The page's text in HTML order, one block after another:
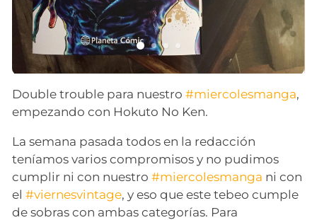
Double trouble para nuestro#miercolesmanga,
empezando con Hokuto No Ken.
La semana pasada todos en la redacción
teníamos varios compromisos y no pudimos
cumplir ni con nuestro#miercolesmanga ni con
el#viernesvintage, y eso que este tebeo cumple
de sobras con ambas categorías. Para